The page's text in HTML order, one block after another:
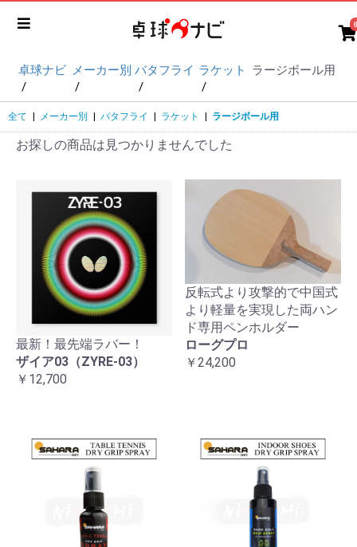
0
卓球ナビ メーカー別 バタフライ ラケット ラージボール用
全て メーカー別 バタフライ ラケット ラージボール用
お探しの商品は見つかりませんでした
最新！最先端ラバー！
ザイア03（ZYRE-03）
￥12,700
反転式より攻撃的で中国式
より軽量を実現した両ハン
ド専用ペンホルダー
ローグプロ
￥24,200